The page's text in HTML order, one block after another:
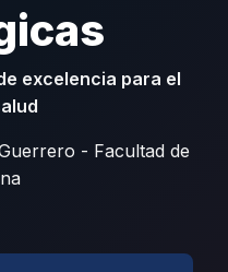
excelencia para el
- Facultad de